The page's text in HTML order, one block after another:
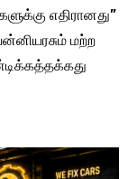
எதிரானது”
மற்ற